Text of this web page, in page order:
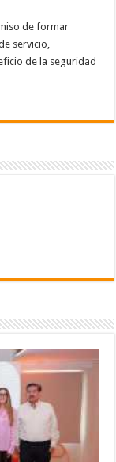
de formar
servicio,
de la seguridad